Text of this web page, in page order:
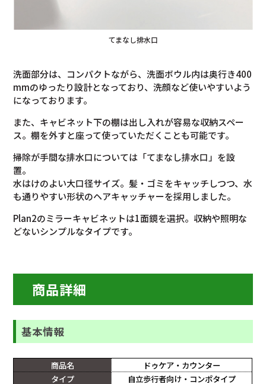
てまなし排水口
洗面部分は、コンパクトながら、洗面ボウル内は奥行き400
mmのゆったり設計となっており、洗顔など使いやすいよう
になっております。
また、キャビネット下の棚は出し入れが容易な収納スペー
ス。棚を外すと座って使っていただくことも可能です。
掃除が手間な排水口については「てまなし排水口」を設
置。
水はけのよい大口径サイズ。髪・ゴミをキャッチしつつ、水
も通りやすい形状のヘアキャッチャーを採用しました。
Plan2のミラーキャビネットは1面鏡を選択。収納や照明な
どないシンプルなタイプです。
商品詳細
基本情報
商品名
ドゥケア・カウンター
タイプ
自立歩行者向け・コンポタイプ